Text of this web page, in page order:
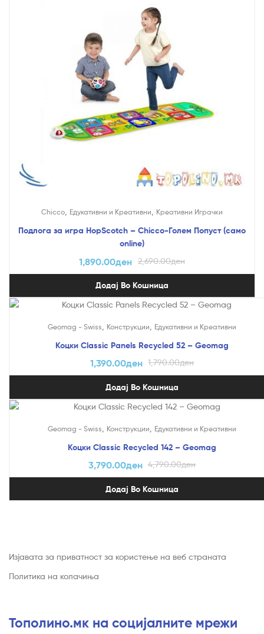
Chicco Едукативни и Креативни Креативни Играчки
Подлога за игра HopScotch – Chicco-Голем Попуст (само
online)
2,690.00ден
1,890.00ден
Додај Во Кошница
Geomag - Swiss Конструкции Едукативни и Креативни
Коцки Classic Panels Recycled 52 – Geomag
1,790.00ден
1,390.00ден
Додај Во Кошница
Geomag - Swiss Конструкции Едукативни и Креативни
Коцки Classic Recycled 142 – Geomag
4,790.00ден
3,790.00ден
Додај Во Кошница
Изјавата за приватност за користење на веб страната
Политика на колачиња
Тополино.мк на социјалните мрежи